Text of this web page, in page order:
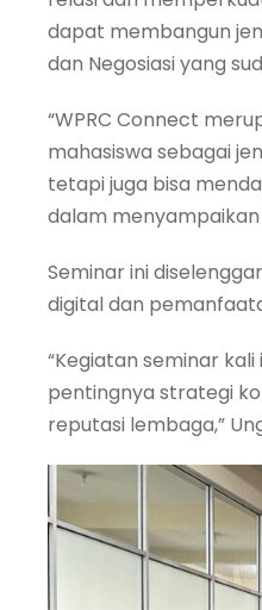
dapat membangun
dan Negosiasi yang
“WPRC Connect
mahasiswa sebagai
tetapi juga bisa
dalam
Seminar ini
digital dan
“Kegiatan seminar
pentingnya strategi
reputasi lembaga,”